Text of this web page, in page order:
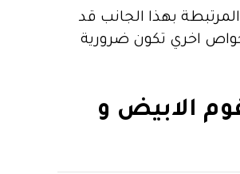
بهذا الجانب قد
اخري تكون ضرورية
الابيض و